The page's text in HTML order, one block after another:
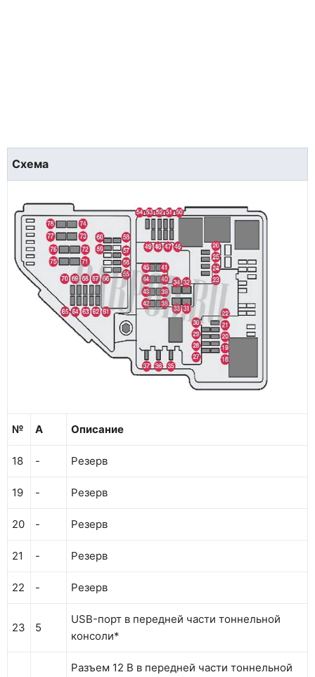
Схема
№ А Описание
18 - Резерв
19 - Резерв
20 - Резерв
21 - Резерв
22 - Резерв
23 5
USB-порт в передней части тоннельной
консоли*
Разъем 12 В в передней части тоннельной